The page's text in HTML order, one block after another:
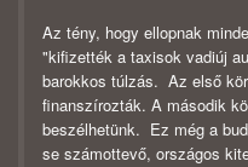
Az tény, hogy ellopnak
"kifizették a taxisok vadiúj
barokkos túlzás. Az első
finanszírozták. A második
beszélhetünk. Ez még a
se számottevő, országos